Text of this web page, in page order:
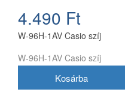
4.490 Ft
W-96H-1AV Casio szíj
W-96H-1AV Casio szíj